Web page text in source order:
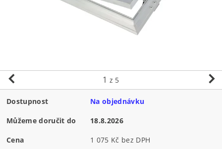
1 z 5
Dostupnost Na objednávku
Můžeme doručit do 18.8.2026
Cena 1 075 Kč bez DPH